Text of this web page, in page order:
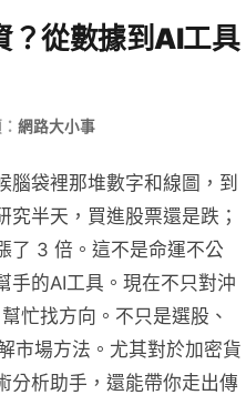
？從數據到AI工具
網路大小事
腦袋裡那堆數字和線圖，到
究半天，買進股票還是跌；
了 3 倍。這不是命運不公
手的AI工具。現在不只對沖
忙找方向。不只是選股、
市場方法。尤其對於加密貨
分析助手，還能帶你走出傳